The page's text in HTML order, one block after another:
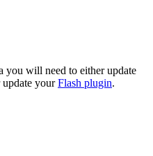
you will need to either update
update yourFlash plugin.